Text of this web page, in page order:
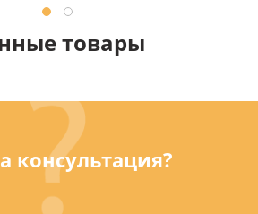
товары
консультация?